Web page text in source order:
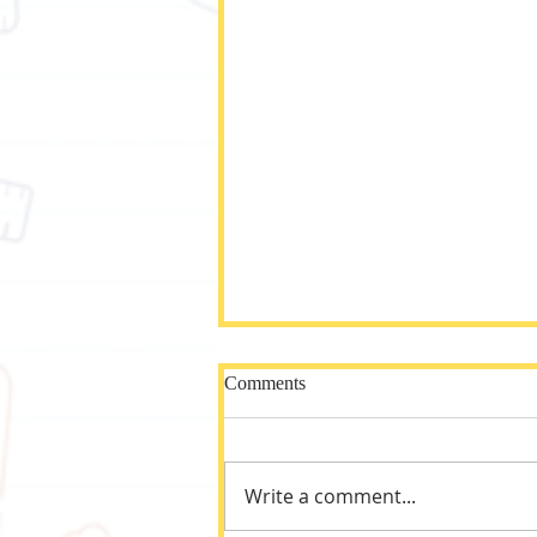
Comments
Write a comment...